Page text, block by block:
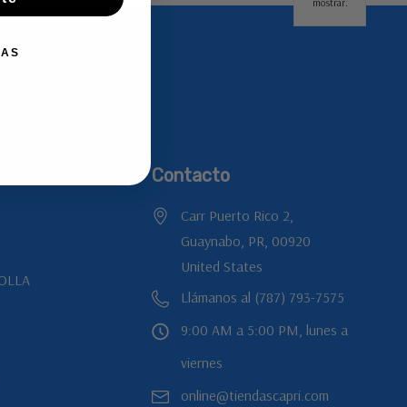
Contacto
Carr Puerto Rico 2,
Guaynabo, PR, 00920
United States
Llámanos al (787) 793-7575
9:00 AM a 5:00 PM, lunes a
viernes
online@tiendascapri.com